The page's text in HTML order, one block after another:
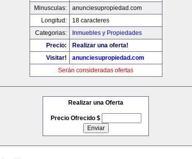
Minusculas:
anunciesupropiedad.com
Longitud:
18 caracteres
Categorias:
Inmuebles y Propiedades
Precio:
Realizar una oferta!
Visitar!
anunciesupropiedad.com
Serán consideradas ofertas
Realizar una Oferta
Precio Ofrecido $